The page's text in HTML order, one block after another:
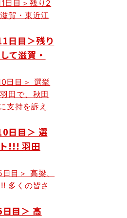
日目＞残り
て滋賀・
日目＞ 選
!!! 羽田
目＞ 高